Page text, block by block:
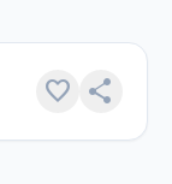
favorite share